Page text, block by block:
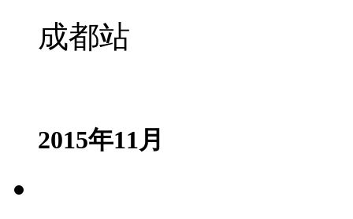
成都站
2015年11月